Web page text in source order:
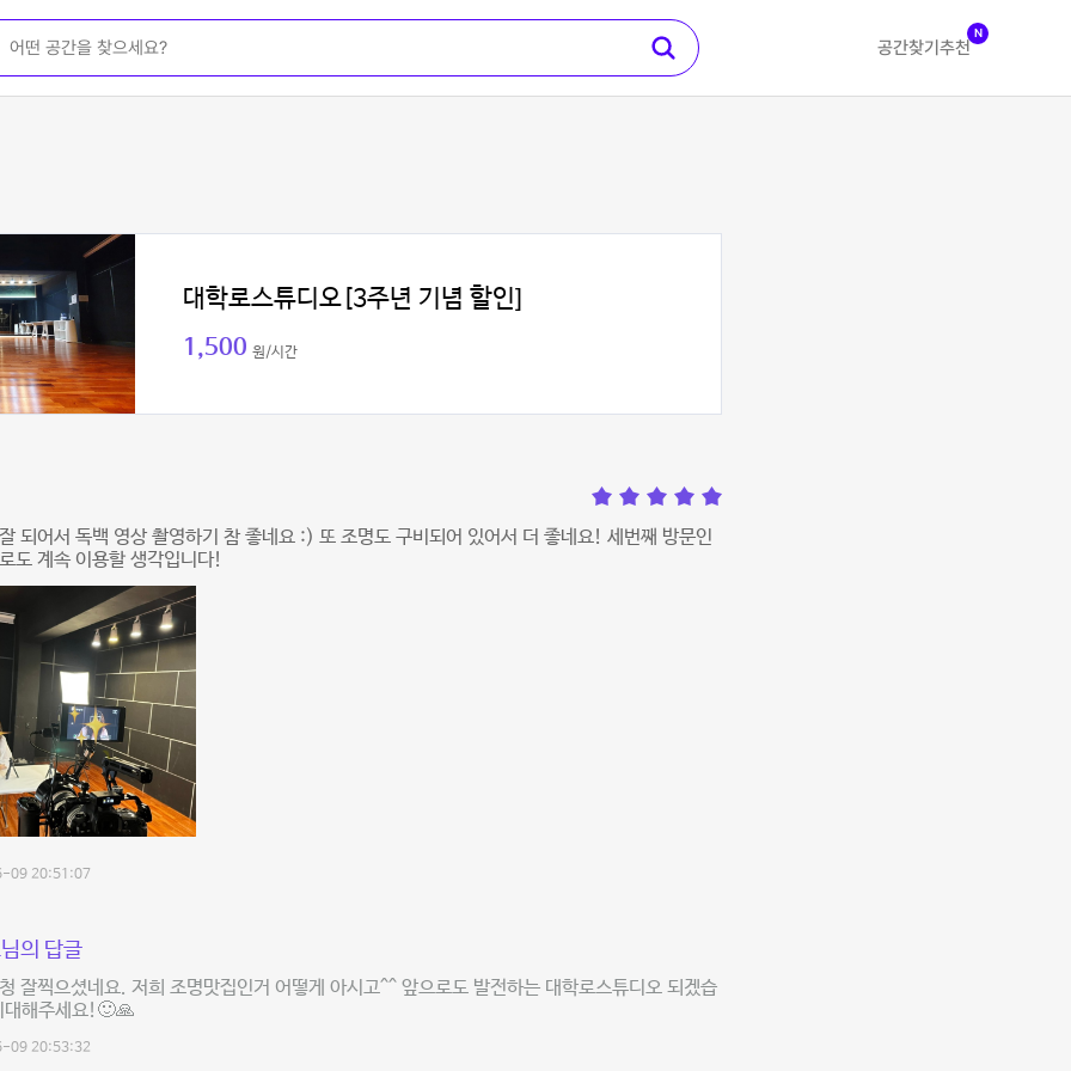
공간찾기 추천
N
대학로스튜디오[3주년 기념 할인]
1,500 원/시간
되어서 독백 영상 촬영하기 참 좋네요 :) 또 조명도 구비되어 있어서 더 좋네요! 세번째 방문인
도 계속 이용할 생각입니다!
09 20:51:07
의 답글
잘찍으셨네요. 저희 조명맛집인거 어떻게 아시고^^ 앞으로도 발전하는 대학로스튜디오 되겠습
대해주세요!🙂🙏
09 20:53:32